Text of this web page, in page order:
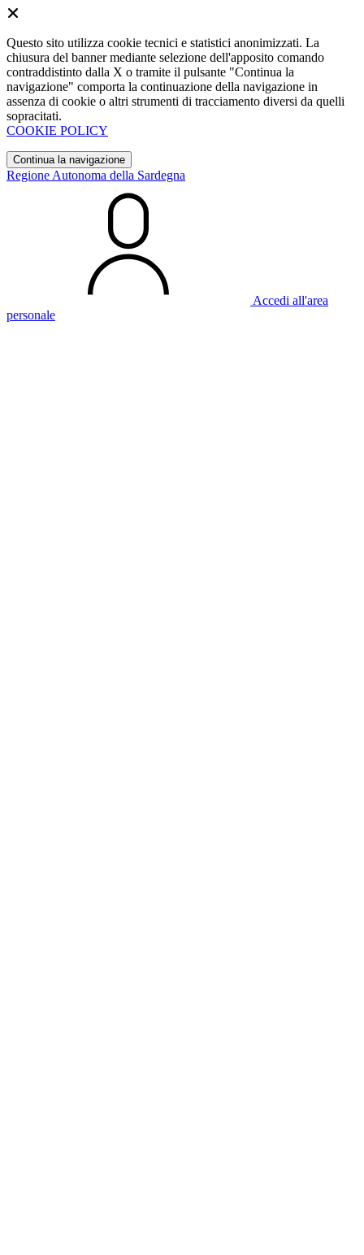
Questo sito utilizza cookie tecnici e statistici anonimizzati. La
chiusura del banner mediante selezione dell'apposito comando
contraddistinto dalla X o tramite il pulsante "Continua la
navigazione" comporta la continuazione della navigazione in
assenza di cookie o altri strumenti di tracciamento diversi da quelli
sopracitati.
COOKIE POLICY
Continua la navigazione
Regione Autonoma della Sardegna
Accedi all'area
personale